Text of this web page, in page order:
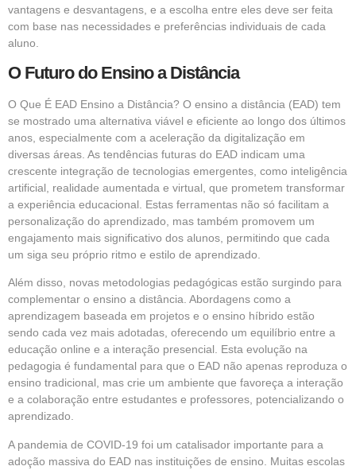
vantagens e desvantagens, e a escolha entre eles deve ser feita
com base nas necessidades e preferências individuais de cada
aluno.
O Futuro do Ensino a Distância
O Que É EAD Ensino a Distância? O ensino a distância (EAD) tem
se mostrado uma alternativa viável e eficiente ao longo dos últimos
anos, especialmente com a aceleração da digitalização em
diversas áreas. As tendências futuras do EAD indicam uma
crescente integração de tecnologias emergentes, como inteligência
artificial, realidade aumentada e virtual, que prometem transformar
a experiência educacional. Estas ferramentas não só facilitam a
personalização do aprendizado, mas também promovem um
engajamento mais significativo dos alunos, permitindo que cada
um siga seu próprio ritmo e estilo de aprendizado.
Além disso, novas metodologias pedagógicas estão surgindo para
complementar o ensino a distância. Abordagens como a
aprendizagem baseada em projetos e o ensino híbrido estão
sendo cada vez mais adotadas, oferecendo um equilíbrio entre a
educação online e a interação presencial. Esta evolução na
pedagogia é fundamental para que o EAD não apenas reproduza o
ensino tradicional, mas crie um ambiente que favoreça a interação
e a colaboração entre estudantes e professores, potencializando o
aprendizado.
A pandemia de COVID-19 foi um catalisador importante para a
adoção massiva do EAD nas instituições de ensino. Muitas escolas